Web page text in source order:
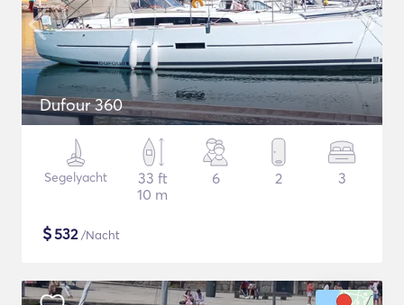
Dufour 360
Segelyacht
33 ft
10 m
6 2 3
$532/Nacht